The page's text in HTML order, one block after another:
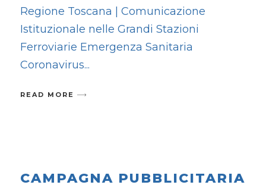
Regione Toscana | Comunicazione
Istituzionale nelle Grandi Stazioni
Ferroviarie Emergenza Sanitaria
Coronavirus
READ MORE
CAMPAGNA PUBBLICITARIA